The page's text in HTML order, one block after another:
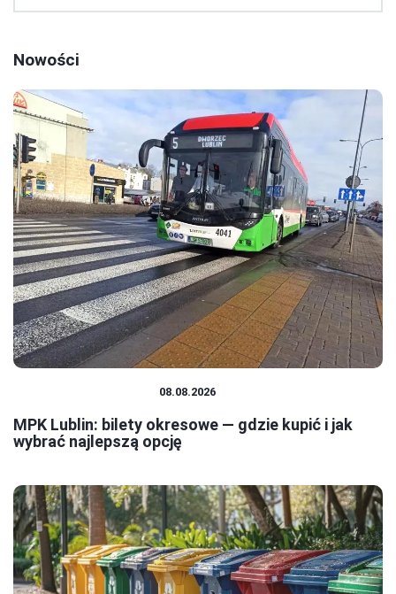
Nowości
08.08.2026
MPK Lublin: bilety okresowe — gdzie kupić i jak
wybrać najlepszą opcję